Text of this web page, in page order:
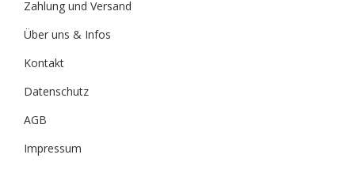
Zahlung und Versand
Über uns & Infos
Kontakt
Datenschutz
AGB
Impressum